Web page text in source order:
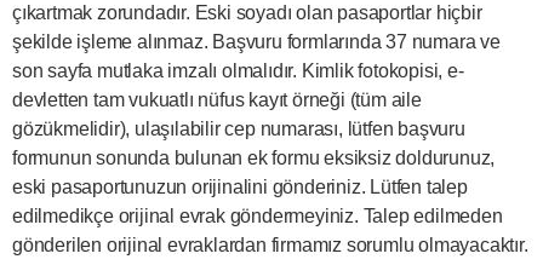
çıkartmak zorundadır. Eski soyadı olan pasaportlar hiçbir
şekilde işleme alınmaz. Başvuru formlarında 37 numara ve
son sayfa mutlaka imzalı olmalıdır. Kimlik fotokopisi, e-
devletten tam vukuatlı nüfus kayıt örneği (tüm aile
gözükmelidir), ulaşılabilir cep numarası, lütfen başvuru
formunun sonunda bulunan ek formu eksiksiz doldurunuz,
eski pasaportunuzun orijinalini gönderiniz. Lütfen talep
edilmedikçe orijinal evrak göndermeyiniz. Talep edilmeden
gönderilen orijinal evraklardan firmamız sorumlu olmayacaktır.